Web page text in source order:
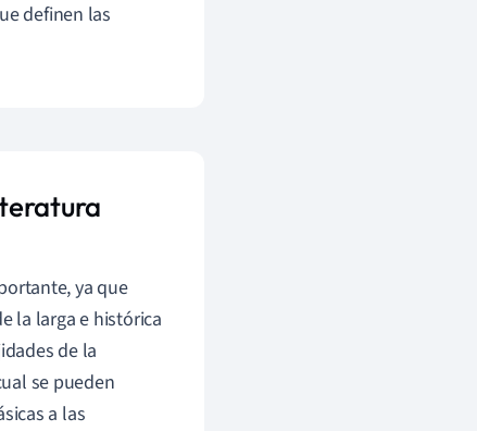
definen las
ya que
la larga e histórica
de la
se pueden
a las